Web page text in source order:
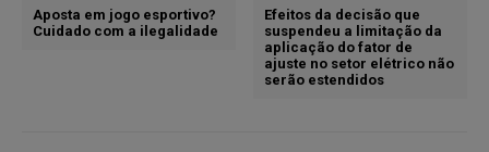
Aposta em jogo esportivo?
Cuidado com a ilegalidade
Efeitos da decisão que
suspendeu a limitação da
aplicação do fator de
ajuste no setor elétrico não
serão estendidos